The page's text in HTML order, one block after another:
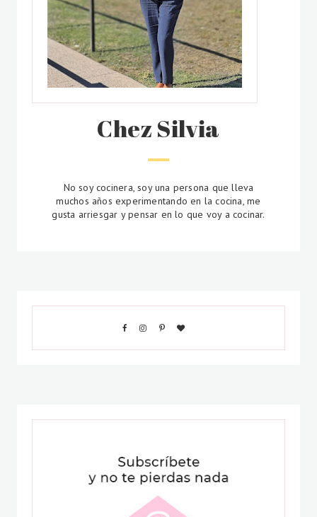
Chez Silvia
No soy cocinera, soy una persona que lleva
muchos años experimentando en la cocina, me
gusta arriesgar y pensar en lo que voy a cocinar.